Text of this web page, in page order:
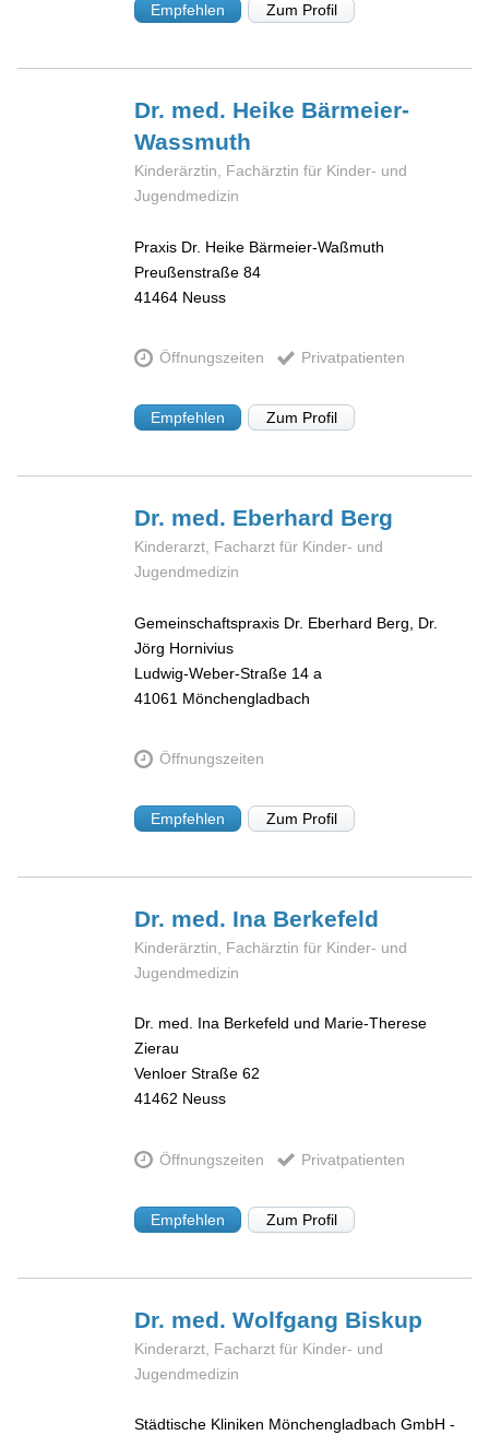
Empfehlen Zum Profil
Dr. med. Heike Bärmeier-
Wassmuth
Kinderärztin, Fachärztin für Kinder- und
Jugendmedizin
Praxis Dr. Heike Bärmeier-Waßmuth
Preußenstraße 84
41464 Neuss
Öffnungszeiten Privatpatienten
Empfehlen Zum Profil
Dr. med. Eberhard Berg
Kinderarzt, Facharzt für Kinder- und
Jugendmedizin
Gemeinschaftspraxis Dr. Eberhard Berg, Dr.
Jörg Hornivius
Ludwig-Weber-Straße 14 a
41061 Mönchengladbach
Öffnungszeiten
Empfehlen Zum Profil
Dr. med. Ina Berkefeld
Kinderärztin, Fachärztin für Kinder- und
Jugendmedizin
Dr. med. Ina Berkefeld und Marie-Therese
Zierau
Venloer Straße 62
41462 Neuss
Öffnungszeiten Privatpatienten
Empfehlen Zum Profil
Dr. med. Wolfgang Biskup
Kinderarzt, Facharzt für Kinder- und
Jugendmedizin
Städtische Kliniken Mönchengladbach GmbH -